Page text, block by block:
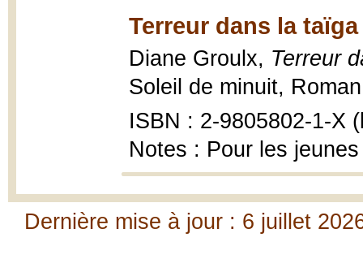
Terreur dans la taïga
Diane Groulx, Terreur
Soleil de minuit,
ISBN : 2-9805802-1-X
Notes : Pour les
Dernière mise à jour : 6 juillet